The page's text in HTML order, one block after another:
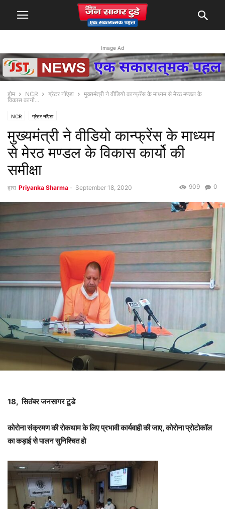
Image Ad
होम NCR ग्रेटर नॉएडा
मुख्यमंत्री ने वीडियो कान्फ्रेंस के माध्यम से मेरठ मण्डल के
विकास कार्यो...
NCR ग्रेटर नॉएडा
मुख्यमंत्री ने वीडियो कान्फ्रेंस के माध्यम
से मेरठ मण्डल के विकास कार्यो की
समीक्षा
द्वारा Priyanka Sharma - September 18, 2020 0
909
18, सितंबर जनसागर टुडे
कोरोना संक्रमण की रोकथाम के लिए प्रभावी कार्यवाही की जाए, कोरोना प्रोटोकाॅल
का कड़ाई से पालन सुनिश्चित हो